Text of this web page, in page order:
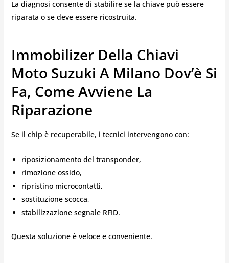
La diagnosi consente di stabilire se la chiave può essere
riparata o se deve essere ricostruita.
Immobilizer Della Chiavi
Moto Suzuki A Milano Dov’è Si
Fa, Come Avviene La
Riparazione
Se il chip è recuperabile, i tecnici intervengono con:
riposizionamento del transponder,
rimozione ossido,
ripristino microcontatti,
sostituzione scocca,
stabilizzazione segnale RFID.
Questa soluzione è veloce e conveniente.